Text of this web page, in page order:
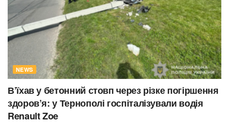
NEWS
В’їхав у бетонний стовп через різке погіршення
здоров’я: у Тернополі госпіталізували водія
Renault Zoe